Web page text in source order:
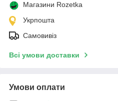
Магазини Rozetka
Укрпошта
Самовивіз
Всі умови доставки
Умови оплати